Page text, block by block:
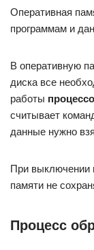
Оперативная
программам и
В оперативную
диска все
работы
считывает
данные нужно
При выключении
памяти не
Процесс